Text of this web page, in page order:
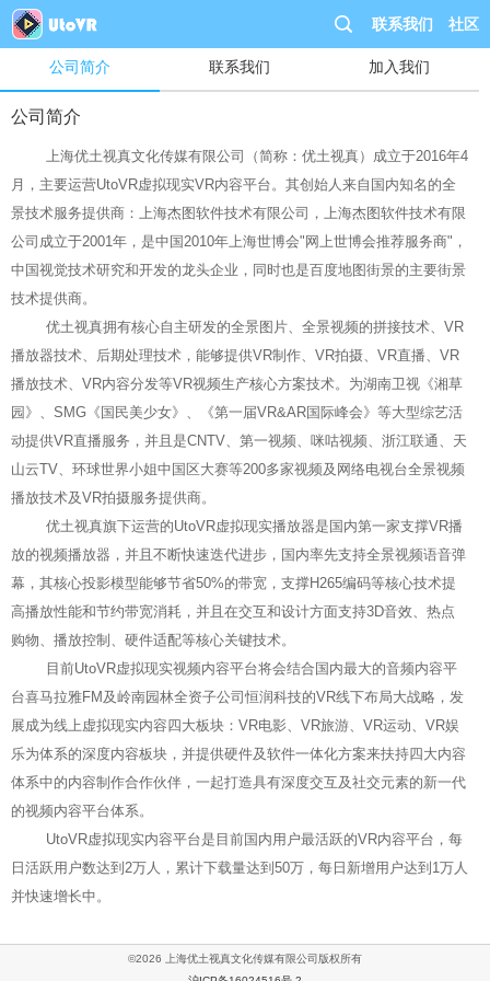
联系我们 社区
公司简介 联系我们 加入我们
公司简介
上海优土视真文化传媒有限公司（简称：优土视真）成立于2016年4
月，主要运营UtoVR虚拟现实VR内容平台。其创始人来自国内知名的全
景技术服务提供商：上海杰图软件技术有限公司，上海杰图软件技术有限
公司成立于2001年，是中国2010年上海世博会"网上世博会推荐服务商"，
中国视觉技术研究和开发的龙头企业，同时也是百度地图街景的主要街景
技术提供商。
优土视真拥有核心自主研发的全景图片、全景视频的拼接技术、VR
播放器技术、后期处理技术，能够提供VR制作、VR拍摄、VR直播、VR
播放技术、VR内容分发等VR视频生产核心方案技术。为湖南卫视《湘草
园》、SMG《国民美少女》、《第一届VR&AR国际峰会》等大型综艺活
动提供VR直播服务，并且是CNTV、第一视频、咪咕视频、浙江联通、天
山云TV、环球世界小姐中国区大赛等200多家视频及网络电视台全景视频
播放技术及VR拍摄服务提供商。
优土视真旗下运营的UtoVR虚拟现实播放器是国内第一家支撑VR播
放的视频播放器，并且不断快速迭代进步，国内率先支持全景视频语音弹
幕，其核心投影模型能够节省50%的带宽，支撑H265编码等核心技术提
高播放性能和节约带宽消耗，并且在交互和设计方面支持3D音效、热点
购物、播放控制、硬件适配等核心关键技术。
目前UtoVR虚拟现实视频内容平台将会结合国内最大的音频内容平
台喜马拉雅FM及岭南园林全资子公司恒润科技的VR线下布局大战略，发
展成为线上虚拟现实内容四大板块：VR电影、VR旅游、VR运动、VR娱
乐为体系的深度内容板块，并提供硬件及软件一体化方案来扶持四大内容
体系中的内容制作合作伙伴，一起打造具有深度交互及社交元素的新一代
的视频内容平台体系。
UtoVR虚拟现实内容平台是目前国内用户最活跃的VR内容平台，每
日活跃用户数达到2万人，累计下载量达到50万，每日新增用户达到1万人
并快速增长中。
©2026 上海优土视真文化传媒有限公司版权所有